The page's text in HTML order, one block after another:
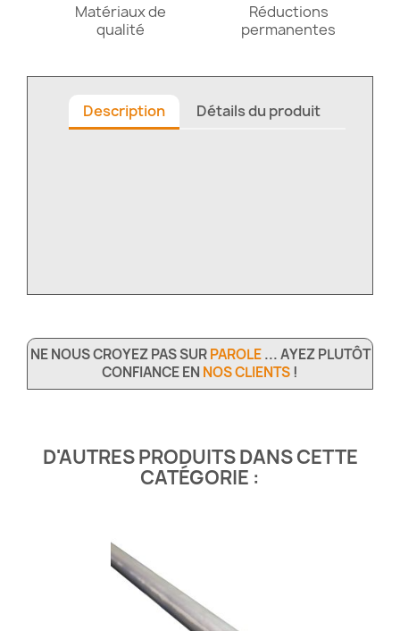
Matériaux de
qualité
Réductions
permanentes
Description Détails du produit
NE NOUS CROYEZ PAS SURPAROLE... AYEZ PLUTÔT
CONFIANCE EN NOS CLIENTS !
D'AUTRES PRODUITS DANS CETTE
CATÉGORIE :